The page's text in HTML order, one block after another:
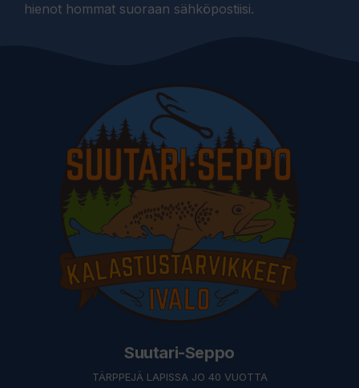
hienot hommat suoraan sähköpostiisi.
Suutari-Seppo
TÄRPPEJÄ LAPISSA JO 40 VUOTTA